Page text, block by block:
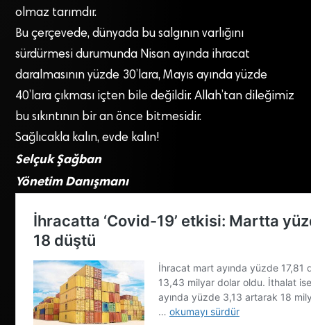
olmaz tarımdır.
Bu çerçevede, dünyada bu salgının varlığını
sürdürmesi durumunda Nisan ayında ihracat
daralmasının yüzde 30’lara, Mayıs ayında yüzde
40’lara çıkması içten bile değildir. Allah’tan dileğimiz
bu sıkıntının bir an önce bitmesidir.
Sağlıcakla kalın, evde kalın!
Selçuk Şağban
Yönetim Danışmanı